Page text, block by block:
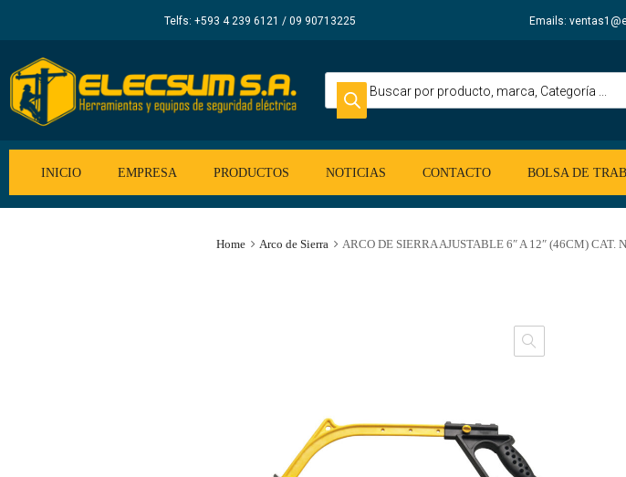
Telfs: +593 4 239 6121 / 09 90713225 Emails:
INICIO EMPRESA PRODUCTOS NOTICIAS CONTACTO BOLSA DE
Home Arco de Sierra ARCO DE SIERRA AJUSTABLE 6″ A 12″ (46CM) CAT.